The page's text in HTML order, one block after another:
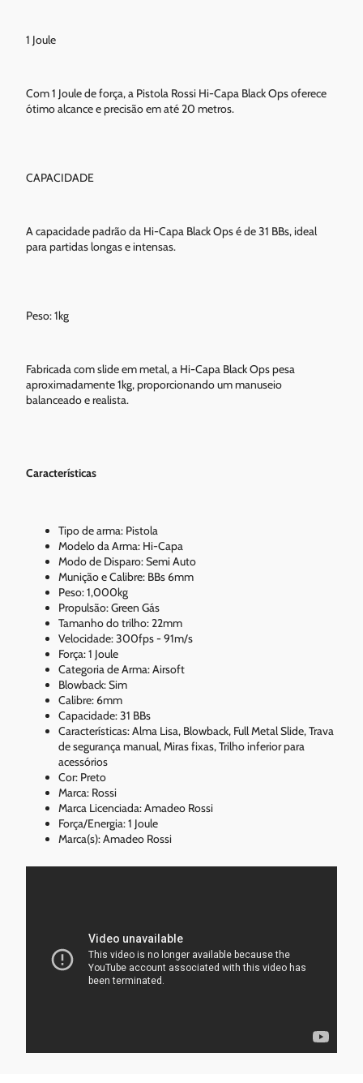
1 Joule
Com 1 Joule de força, a Pistola Rossi Hi-Capa Black Ops oferece
ótimo alcance e precisão em até 20 metros.
CAPACIDADE
A capacidade padrão da Hi-Capa Black Ops é de 31 BBs, ideal
para partidas longas e intensas.
Peso: 1kg
Fabricada com slide em metal, a Hi-Capa Black Ops pesa
aproximadamente 1kg, proporcionando um manuseio
balanceado e realista.
Características
Tipo de arma: Pistola
Modelo da Arma: Hi-Capa
Modo de Disparo: Semi Auto
Munição e Calibre: BBs 6mm
Peso: 1,000kg
Propulsão: Green Gás
Tamanho do trilho: 22mm
Velocidade: 300fps - 91m/s
Força: 1 Joule
Categoria de Arma: Airsoft
Blowback: Sim
Calibre: 6mm
Capacidade: 31 BBs
Características: Alma Lisa, Blowback, Full Metal Slide, Trava
de segurança manual, Miras fixas, Trilho inferior para
acessórios
Cor: Preto
Marca: Rossi
Marca Licenciada: Amadeo Rossi
Força/Energia: 1 Joule
Marca(s): Amadeo Rossi